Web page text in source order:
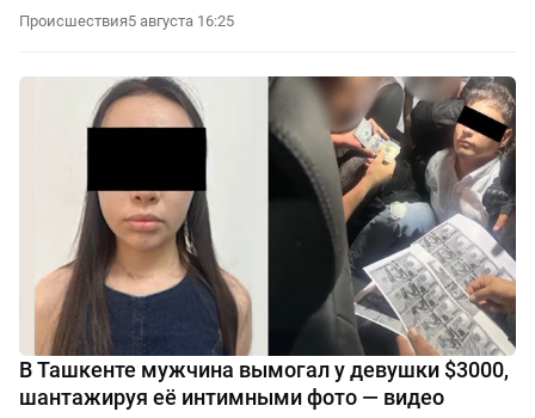
Происшествия5 августа 16:25
В Ташкенте мужчина вымогал у девушки $3000,
шантажируя её интимными фото — видео